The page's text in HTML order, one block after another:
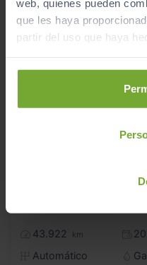
web, quienes pueden
que les haya
partir del uso que haya
43.922 km
Automático